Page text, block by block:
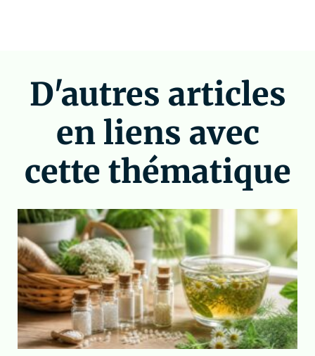
D'autres articles
en liens avec
cette thématique